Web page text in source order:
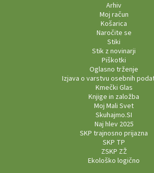
Arhiv
Moj račun
Košarica
Naročite se
Stiki
Stik z novinarji
Piškotki
Oglasno trženje
Izjava o varstvu osebnih
Kmečki Glas
Knjige in založba
Moj Mali Svet
Skuhajmo.SI
Naj hlev 2025
SKP trajnosno prijazna
SKP TP
ZSKP ZŽ
Ekološko logično